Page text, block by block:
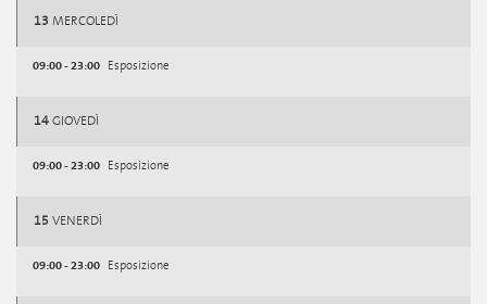
13 MERCOLEDÌ
09:00 - 23:00 Esposizione
14 GIOVEDÌ
09:00 - 23:00 Esposizione
15 VENERDÌ
09:00 - 23:00 Esposizione